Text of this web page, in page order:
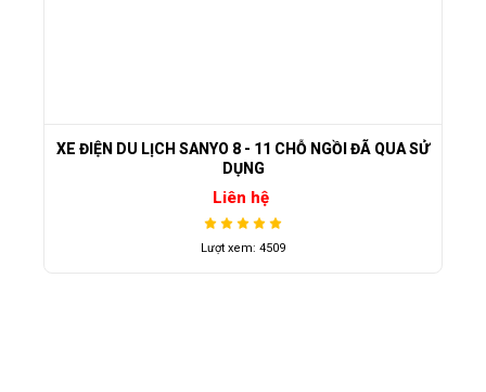
XE ĐIỆN DU LỊCH SANYO 8 - 11 CHỖ NGỒI ĐÃ QUA SỬ
DỤNG
Liên hệ
Lượt xem: 4509